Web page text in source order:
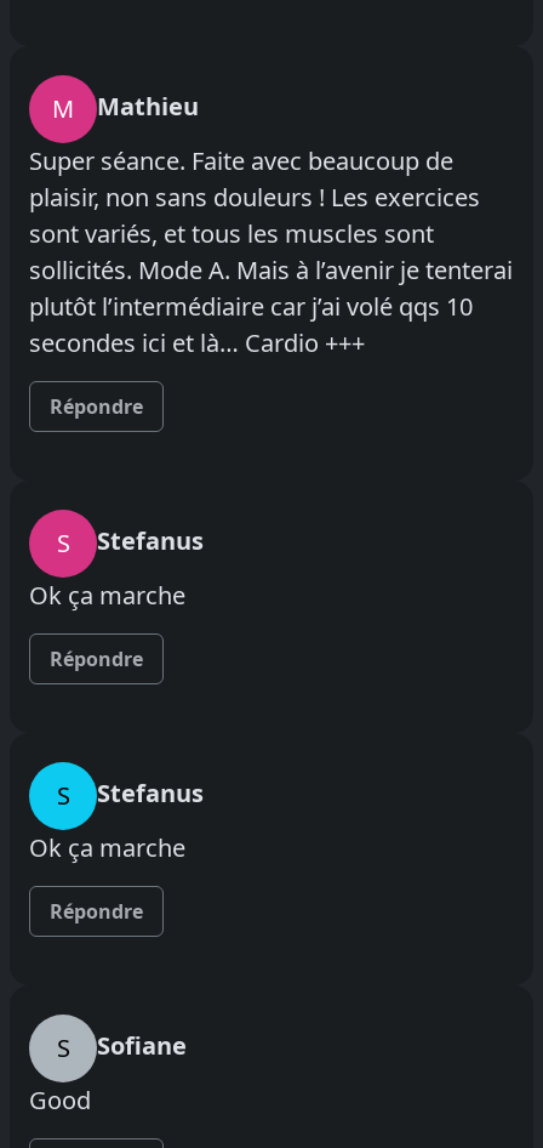
M
Mathieu
Super séance. Faite avec beaucoup de
plaisir, non sans douleurs ! Les exercices
sont variés, et tous les muscles sont
sollicités. Mode A. Mais à l’avenir je tenterai
plutôt l’intermédiaire car j’ai volé qqs 10
secondes ici et là… Cardio +++
Répondre
S
Stefanus
Ok ça marche
Répondre
S
Stefanus
Ok ça marche
Répondre
S
Sofiane
Good